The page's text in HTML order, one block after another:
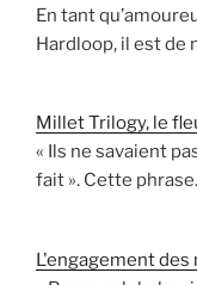
En tant
Hardloop, il est de
Millet Trilogy, le
« Ils ne savaient
fait ». Cette
L'engagement